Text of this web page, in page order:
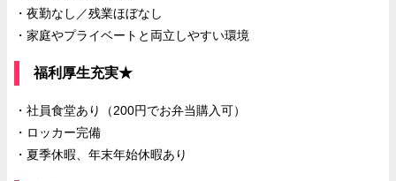
・夜勤なし／残業ほぼなし
・家庭やプライベートと両立しやすい環境
福利厚生充実★
・社員食堂あり（200円でお弁当購入可）
・ロッカー完備
・夏季休暇、年末年始休暇あり